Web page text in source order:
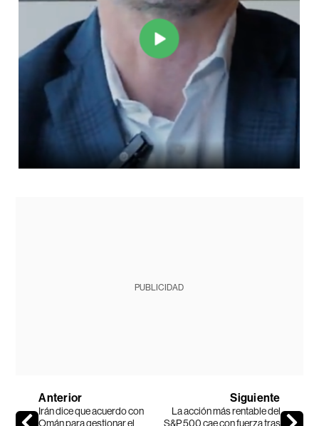
PUBLICIDAD
Anterior
Irán dice que acuerdo con
Omán para gestionar el
Siguiente
La acción más rentable del
S&P 500 cae con fuerza tras